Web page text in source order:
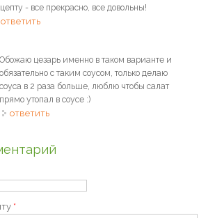
- все прекрасно, все довольны!
ответить
Обожаю цезарь именно в таком варианте и
обязательно с таким соусом, только делаю
соуса в 2 раза больше, люблю чтобы салат
прямо утопал в соусе :)
ответить
*